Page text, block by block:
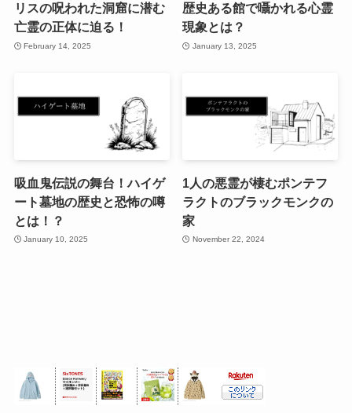
リスの呪われた洞窟に潜む
亡霊の正体に迫る！
February 14, 2025
歴史ある館で囁かれる心霊
現象とは？
January 13, 2025
吸血鬼伝説の舞台！ハイゲ
ート墓地の歴史と恐怖の噂
とは！？
January 10, 2025
1人の悪霊が棲むポンテフ
ラクトのブラックモンクの
家
November 22, 2024